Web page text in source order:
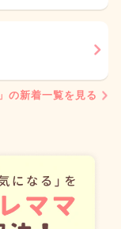
の新着一覧を見る